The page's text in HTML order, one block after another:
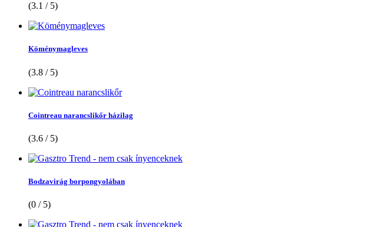
(3.1 / 5)
Köménymagleves
(3.8 / 5)
Cointreau narancslikőr házilag
(3.6 / 5)
Bodzavirág borpongyolában
(0 / 5)